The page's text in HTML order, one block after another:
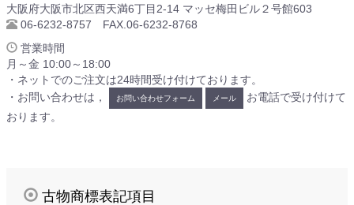
大阪府大阪市北区西天満6丁目2-14 マッセ梅田ビル２号館603
06-6232-8757 FAX.06-6232-8768
営業時間
月～金 10:00～18:00
・ネットでのご注文は24時間受け付けております。
・お問い合わせは，
お問い合わせフォーム メール
お電話で受け付けて
おります。
古物商標表記項目